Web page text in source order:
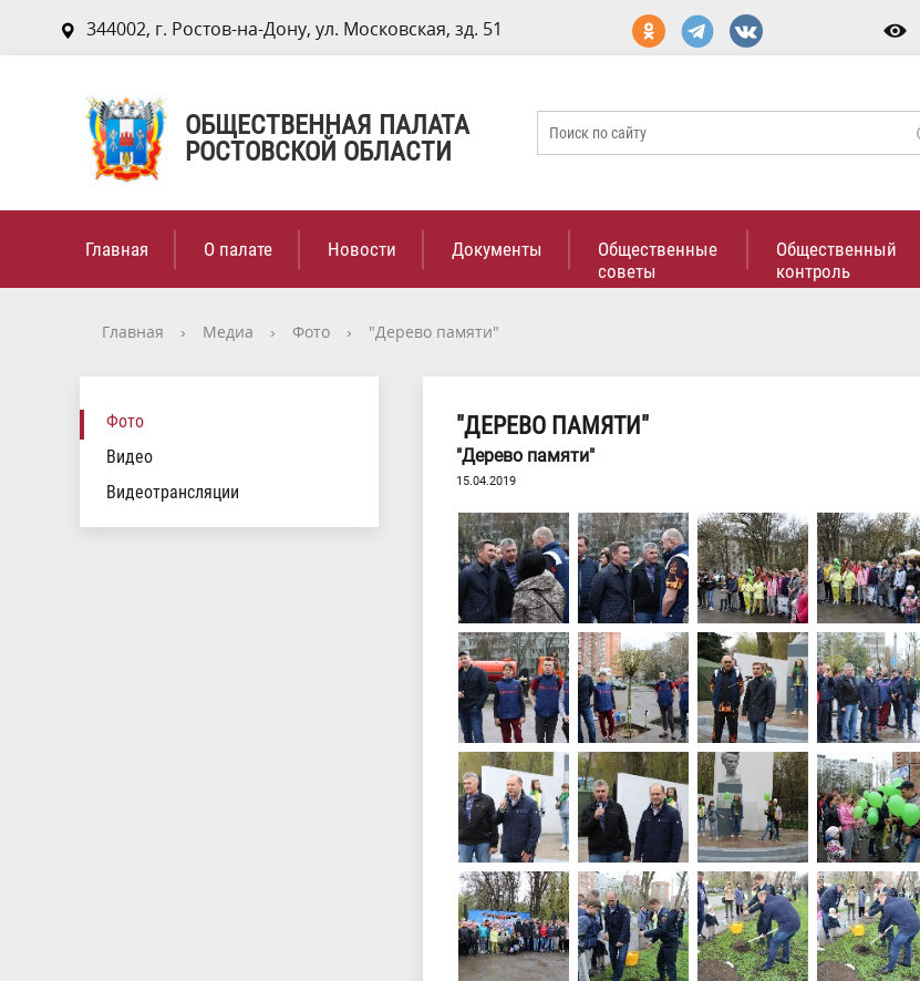
344002, г. Ростов-на-Дону, ул. Московская, зд. 51
ОБЩЕСТВЕННАЯ ПАЛАТА
РОСТОВСКОЙ ОБЛАСТИ
Главная О палате Новости Документы
Общественные
советы
Общественный
контроль
Главная › Медиа › Фото › "Дерево памяти"
Фото
Видео
Видеотрансляции
"ДЕРЕВО ПАМЯТИ"
"Дерево памяти"
15.04.2019